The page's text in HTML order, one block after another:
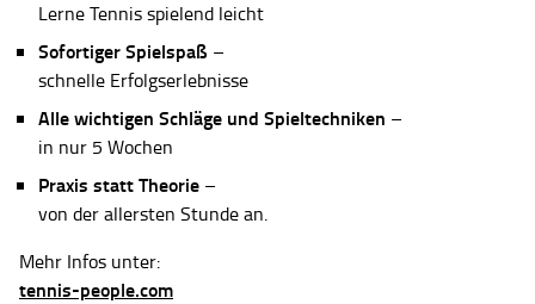
Lerne Tennis spielend leicht
Sofortiger Spielspaß –
schnelle Erfolgserlebnisse
Alle wichtigen Schläge und Spieltechniken –
in nur 5 Wochen
Praxis statt Theorie –
von der allersten Stunde an.
Mehr Infos unter:
tennis-people.com